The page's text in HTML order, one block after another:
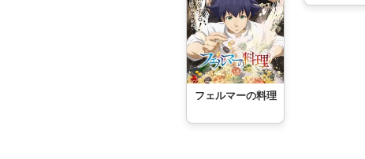
フェルマーの料理